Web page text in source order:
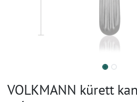
VOLKMANN kürett